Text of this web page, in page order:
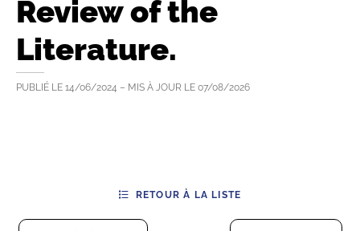
Review of the
Literature.
PUBLIÉ LE 14/06/2024 – MIS À JOUR LE 07/08/2026
RETOUR À LA LISTE